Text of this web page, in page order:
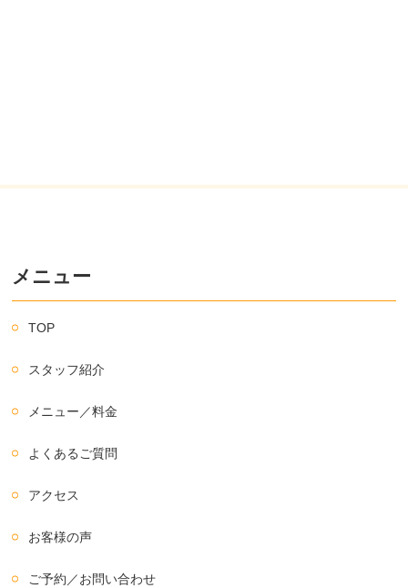
メニュー
TOP
スタッフ紹介
メニュー／料金
よくあるご質問
アクセス
お客様の声
ご予約／お問い合わせ